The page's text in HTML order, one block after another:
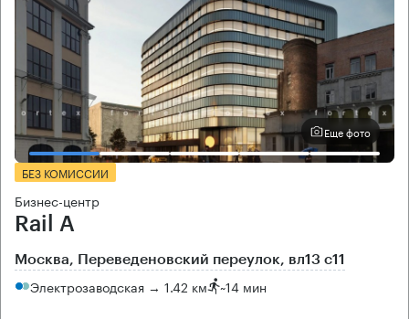
Еще фото
БЕЗ КОМИССИИ
Бизнес-центр
Rail A
Москва, Переведеновский переулок, вл13 с11
Электрозаводская → 1.42 км ~14 мин